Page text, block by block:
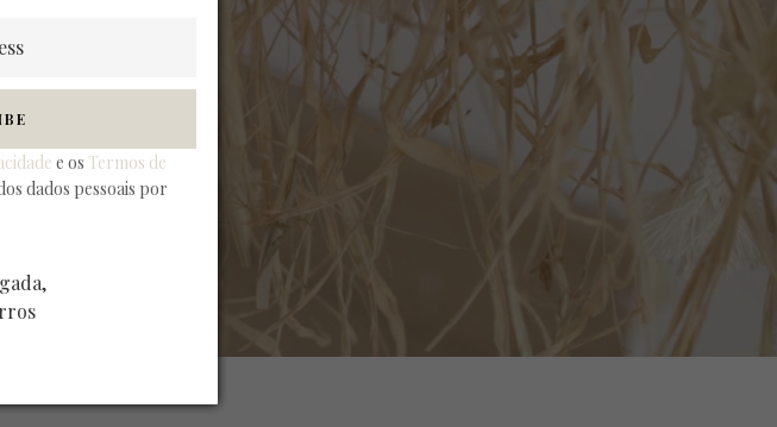
e os Termos de
dados pessoais por